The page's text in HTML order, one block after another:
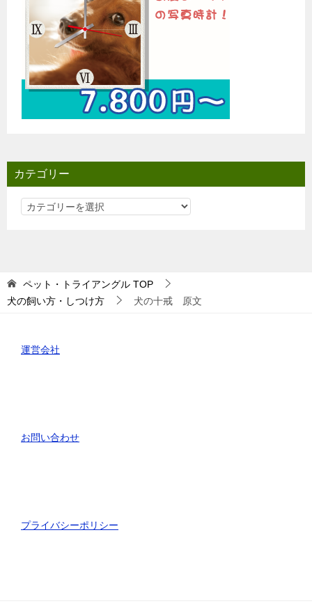
カテゴリー
カ
ペット・トライアングル TOP
犬の飼い方・しつけ方
犬の十戒 原文
運営会社
お問い合わせ
プライバシーポリシー